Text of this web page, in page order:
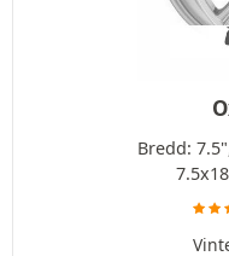
Bredd: